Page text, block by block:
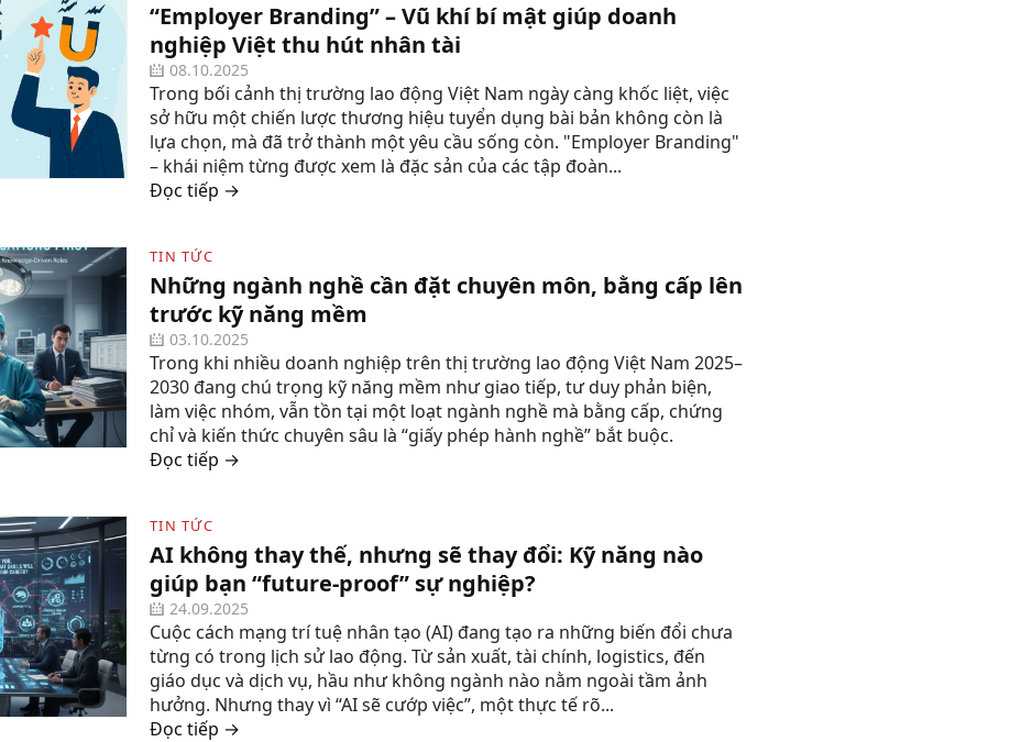
“Employer Branding” – Vũ khí bí mật giúp doanh
nghiệp Việt thu hút nhân tài
08.10.2025
Trong bối cảnh thị trường lao động Việt Nam ngày càng khốc liệt, việc
sở hữu một chiến lược thương hiệu tuyển dụng bài bản không còn là
lựa chọn, mà đã trở thành một yêu cầu sống còn. "Employer Branding"
– khái niệm từng được xem là đặc sản của các tập đoàn...
Đọc tiếp →
TIN TỨC
Những ngành nghề cần đặt chuyên môn, bằng cấp lên
trước kỹ năng mềm
03.10.2025
Trong khi nhiều doanh nghiệp trên thị trường lao động Việt Nam 2025–
2030 đang chú trọng kỹ năng mềm như giao tiếp, tư duy phản biện,
làm việc nhóm, vẫn tồn tại một loạt ngành nghề mà bằng cấp, chứng
chỉ và kiến thức chuyên sâu là “giấy phép hành nghề” bắt buộc.
Đọc tiếp →
TIN TỨC
AI không thay thế, nhưng sẽ thay đổi: Kỹ năng nào
giúp bạn “future-proof” sự nghiệp?
24.09.2025
Cuộc cách mạng trí tuệ nhân tạo (AI) đang tạo ra những biến đổi chưa
từng có trong lịch sử lao động. Từ sản xuất, tài chính, logistics, đến
giáo dục và dịch vụ, hầu như không ngành nào nằm ngoài tầm ảnh
hưởng. Nhưng thay vì “AI sẽ cướp việc”, một thực tế rõ...
Đọc tiếp →